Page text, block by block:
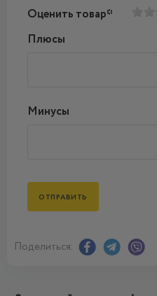
Оценить товар*
Плюсы
Минусы
Поделиться: